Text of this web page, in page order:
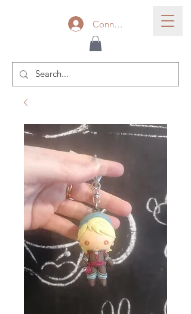
Connexion